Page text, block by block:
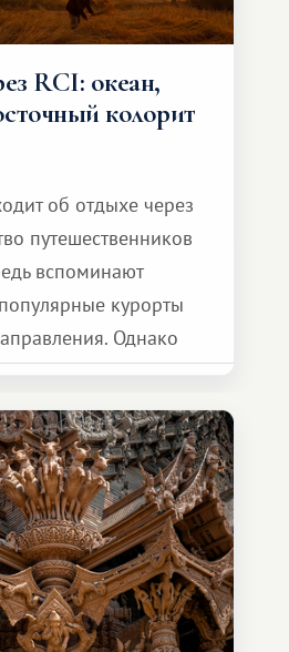
RCI: океан,
колорит
об отдыхе через
путешественников
вспоминают
курорты
Однако
системы
Среди них есть
который
совершенно иной